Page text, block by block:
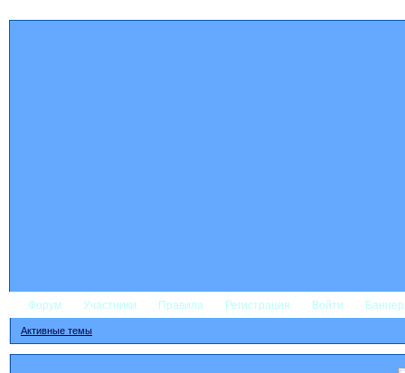
Форум Участники Правила Регистрация Войти
Активные темы